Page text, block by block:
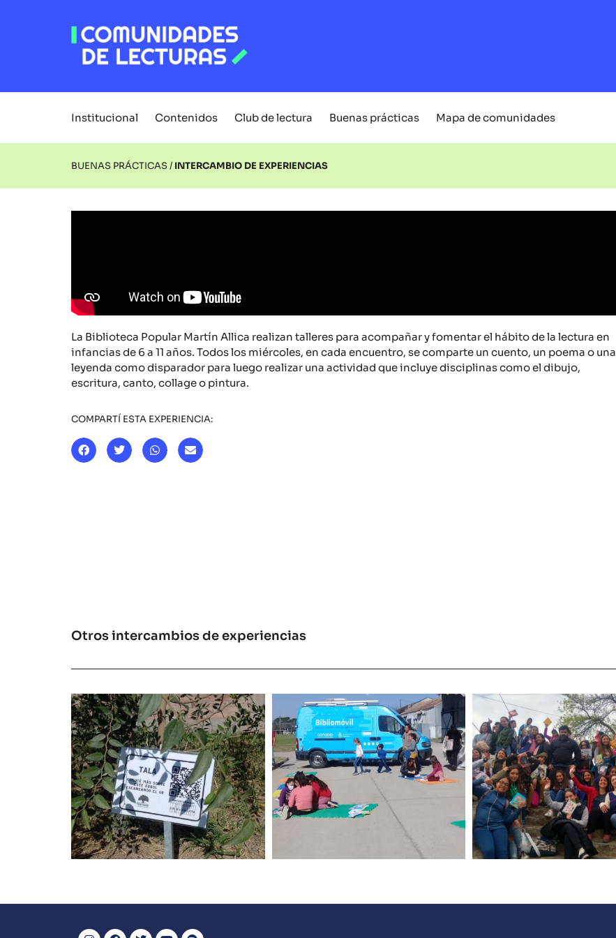
Institucional Contenidos Club de lectura Buenas prácticas Mapa de comunidades
BUENAS PRÁCTICAS / INTERCAMBIO DE EXPERIENCIAS
La Biblioteca Popular Martín Allica realizan talleres para acompañar y fomentar el hábito de la lectura en
infancias de 6 a 11 años. Todos los miércoles, en cada encuentro, se comparte un cuento, un poema o una
leyenda como disparador para luego realizar una actividad que incluye disciplinas como el dibujo,
escritura, canto, collage o pintura.
COMPARTÍ ESTA EXPERIENCIA:
Otros intercambios de experiencias
Hay que aprender a
leer las hojas
Lecturas en el espacio
público
Lectubers